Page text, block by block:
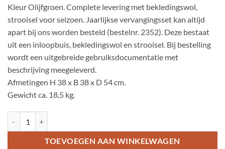
Kleur Olijfgroen. Complete levering met bekledingswol,
strooisel voor seizoen. Jaarlijkse vervangingsset kan altijd
apart bij ons worden besteld (bestelnr. 2352). Deze bestaat
uit een inloopbuis, bekledingswol en strooisel. Bij bestelling
wordt een uitgebreide gebruiksdocumentatie met
beschrijving meegeleverd.
Afmetingen H 38 x B 38 x D 54 cm.
Gewicht ca. 18,5 kg.
TOEVOEGEN AAN WINKELWAGEN